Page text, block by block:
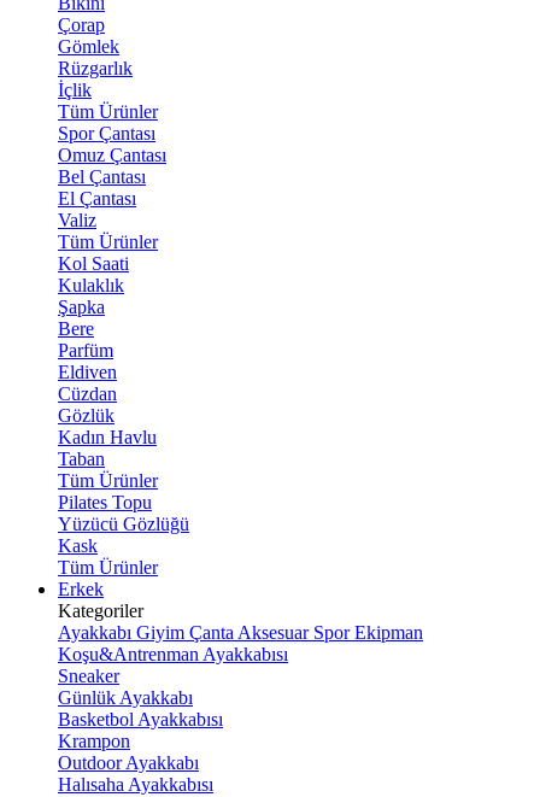
Çorap
Gömlek
Rüzgarlık
İçlik
Tüm Ürünler
Spor Çantası
Omuz Çantası
Bel Çantası
El Çantası
Valiz
Tüm Ürünler
Kol Saati
Kulaklık
Şapka
Bere
Parfüm
Eldiven
Cüzdan
Gözlük
Kadın Havlu
Taban
Tüm Ürünler
Pilates Topu
Yüzücü Gözlüğü
Kask
Tüm Ürünler
Erkek
Kategoriler
Ayakkabı Giyim Çanta Aksesuar Spor Ekipman
Koşu&Antrenman Ayakkabısı
Sneaker
Günlük Ayakkabı
Basketbol Ayakkabısı
Krampon
Outdoor Ayakkabı
Halısaha Ayakkabısı